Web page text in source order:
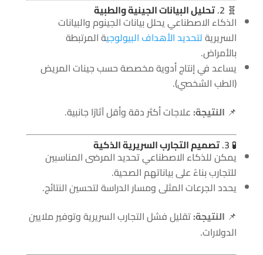
🧬 2.
تحليل البيانات الجينية والطبية
الذكاء الاصطناعي يحلل بيانات الجينوم والبيانات
السريريةلتحديد الأهداف البيولوجية المرتبطة
بالأمراض.
يساعد في إنتاج أدوية مخصصة حسب جينات المريض
(الطب الشخصي).
📌 النتيجة:علاجات أكثر دقة وأقل آثارًا جانبية.
🧪 3.
تصميم التجارب السريرية الذكية
يمكن للذكاء الاصطناعي تحديد المرضى المناسبين
للتجارب بناءً على بياناتهم الصحية.
يحدد الجرعات المثلى ومسار الدراسة لتحسين النتائج.
📌 النتيجة:تقليل فشل التجارب السريرية وتوفير ملايين
الدولارات.